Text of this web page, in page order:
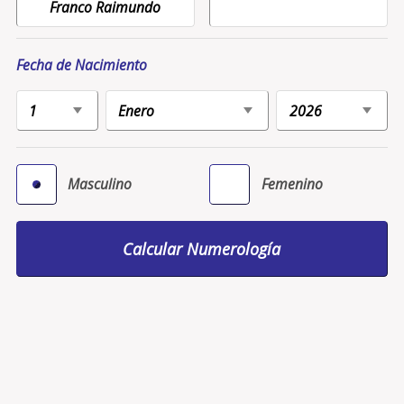
Fecha de Nacimiento
Masculino Femenino